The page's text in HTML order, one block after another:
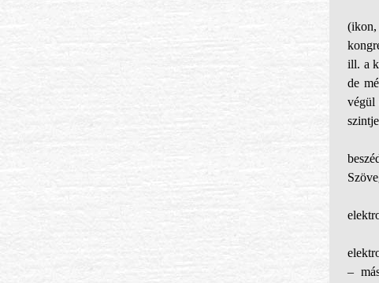
ill. a
de
végül
–